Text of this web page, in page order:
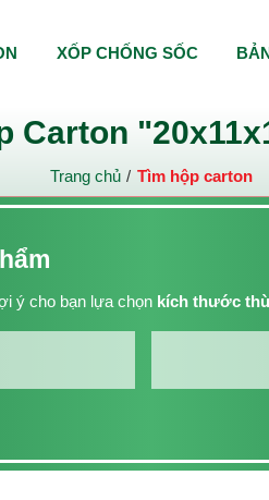
Carton
Trang chủ Tìm hộp carton
ý cho bạn lựa chọn kích thước
XỐP CHỐNG SỐC